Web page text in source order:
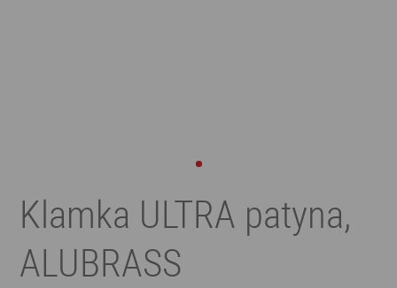
Klamka ULTRA patyna,
ALUBRASS